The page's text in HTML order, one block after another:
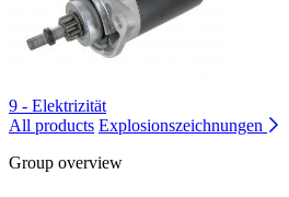
9 - Elektrizität
All products Explosionszeichnungen
Group overview